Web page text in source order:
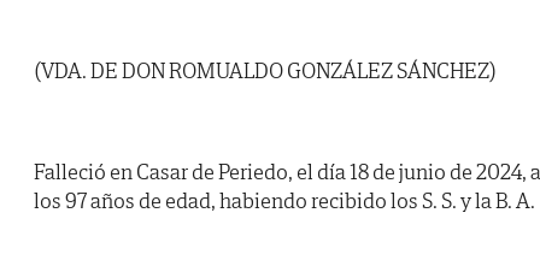
(VDA. DE DON ROMUALDO GONZÁLEZ SÁNCHEZ)
Falleció en Casar de Periedo, el día 18 de junio de 2024, a
los 97 años de edad, habiendo recibido los S. S. y la B. A.